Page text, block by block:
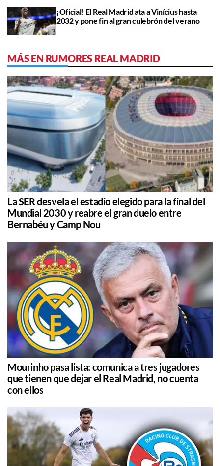
¡Oficial! El Real Madrid ata a Vinícius hasta
2032 y pone fin al gran culebrón del verano
MÁS EN RUMORES REAL MADRID
La SER desvela el estadio elegido para la final del
Mundial 2030 y reabre el gran duelo entre
Bernabéu y Camp Nou
Mourinho pasa lista: comunica a tres jugadores
que tienen que dejar el Real Madrid, no cuenta
con ellos